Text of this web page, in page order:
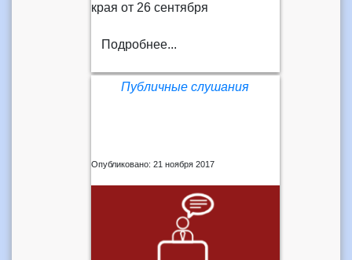
края от 26 сентября
Подробнее...
Публичные слушания
Опубликовано: 21 ноября 2017